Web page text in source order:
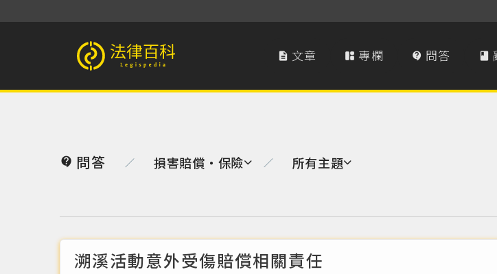
法律百科 Legispedia  文章  專欄  問答 
 問答 ／ 損害賠償‧保險 ／ 所有主題
溯溪活動意外受傷賠償相關責任